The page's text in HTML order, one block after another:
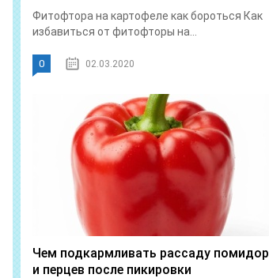
Фитофтора на картофеле как бороться Как
избавиться от фитофторы на...
0 02.03.2020
Чем подкармливать рассаду помидор
и перцев после пикировки